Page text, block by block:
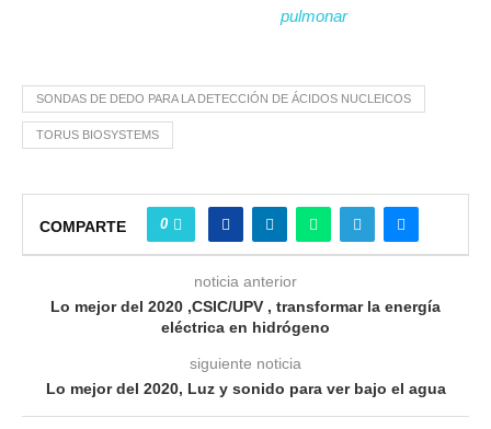
pulmonar
SONDAS DE DEDO PARA LA DETECCIÓN DE ÁCIDOS NUCLEICOS
TORUS BIOSYSTEMS
COMPARTE 0
noticia anterior
Lo mejor del 2020 ,CSIC/UPV , transformar la energía
eléctrica en hidrógeno
siguiente noticia
Lo mejor del 2020, Luz y sonido para ver bajo el agua